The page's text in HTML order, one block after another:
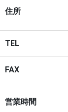
住所
TEL
FAX
営業時間